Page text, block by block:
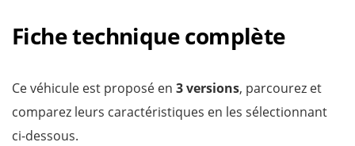
Fiche technique complète
Ce véhicule est proposé en 3 versions, parcourez et
comparez leurs caractéristiques en les sélectionnant
ci-dessous.